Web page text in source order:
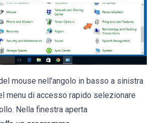
mouse nell'angolo in basso a sinistra
menu di accesso rapido selezionare
Nella finestra aperta